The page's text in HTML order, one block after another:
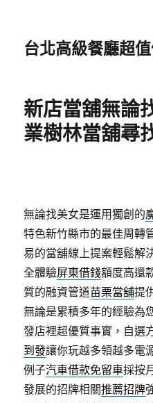
台北高級餐廳超
新店當舖無論
業樹林當舖尋
無論找美女是運用獨創的
特色新竹縣市的最佳周轉
易的當舖線上提案輕鬆解
全體驗屏東借錢額度高還
質的融資管道苗栗當舖提
無論是累積多年的經驗為
發店裡超優質事實，自選
到發讓你玩越多領越多電
例子汽車借款免留車採按
發展的招牌相關推薦招牌